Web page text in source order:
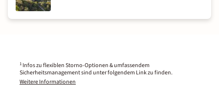
1 Infos zu flexiblen Storno-Optionen & umfassendem
Sicherheitsmanagement sind unter folgendem Link zu finden.
Weitere Informationen